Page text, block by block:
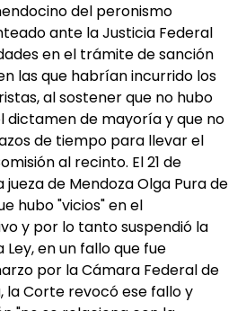
del peronismo
ante la Justicia Federal
en el trámite de sanción
las que habrían incurrido los
al sostener que no hubo
dictamen de mayoría y que no
de tiempo para llevar el
al recinto. El 21 de
de Mendoza Olga Pura de
hubo "vicios" en el
y por lo tanto suspendió la
en un fallo que fue
por la Cámara Federal de
la Corte revocó ese fallo y